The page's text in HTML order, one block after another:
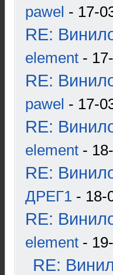
pawel - 17-
RE:
element -
RE:
pawel - 17-
RE:
element -
RE:
ДРЕГ1 - 18-
RE:
element -
RE: